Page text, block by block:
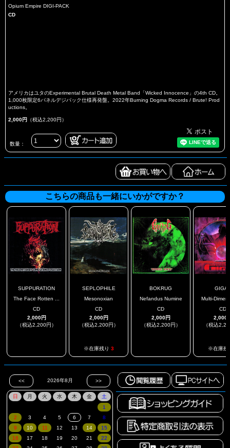
Opium Empire DIGI-PACK
CD
アメリカはユタのExperimental Brutal Death Metal Band「Wicked Innocence」の4th CD。
1,000枚限定6パネルデジパック仕様再発盤。2022年Burning Dogma Records / Brute! Prod
uctions。
2,000円 （税込2,200円）
数量：
こちらの商品も一緒にいかがですか？
SUPPURATION
The Face Rotten ...
CD
2,000円
（税込2,200円）
SEPLOPHILE
Mesonoxian
CD
2,000円
（税込2,200円）
※在庫残り 3
BOKRUG
Nefandus Numine
CD
2,000円
（税込2,200円）
Multi-
CD
2,000
（税込
※在庫残